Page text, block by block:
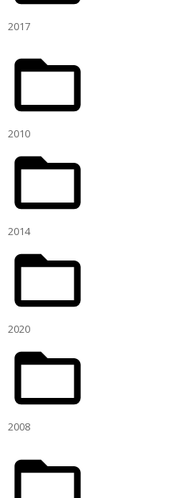
2017
2010
2014
2020
2008